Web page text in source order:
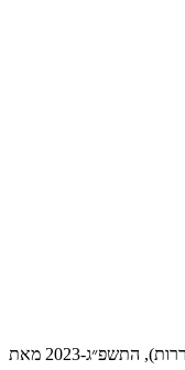
מאמר על הצעת חוק שיפוט בתי דין דתיים (בוררות), התשפ״ג-2023 מאת